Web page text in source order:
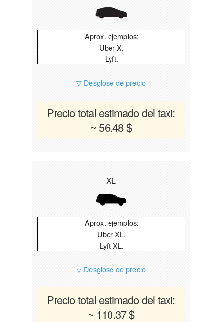
Aprox. ejemplos:
Uber X,
Lyft.
▽ Desglose de precio
Precio total estimado del taxi:
~ 56.48 $
XL
Aprox. ejemplos:
Uber XL,
Lyft XL.
▽ Desglose de precio
Precio total estimado del taxi:
~ 110.37 $